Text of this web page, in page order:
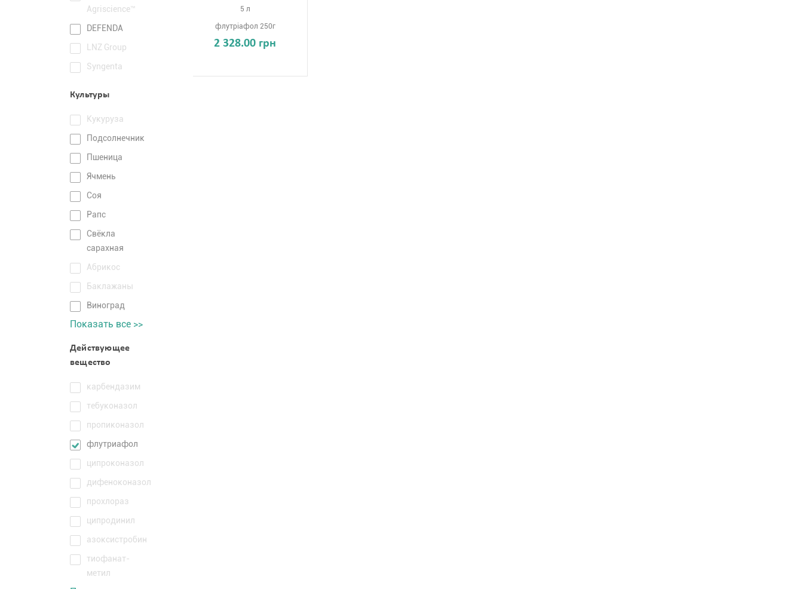
Agriscience™
DEFENDA
LNZ Group
Syngenta
Культуры
Кукуруза
Подсолнечник
Пшеница
Ячмень
Соя
Рапс
Свёкла
сарахная
Абрикос
Баклажаны
Виноград
Показать все >>
Действующее
вещество
карбендазим
тебуконазол
пропиконазол
флутриафол
ципроконазол
дифеноконазол
прохлораз
ципродинил
азоксистробин
тиофанат-
метил
5 л
флутріафол 250г
2 328.00 грн